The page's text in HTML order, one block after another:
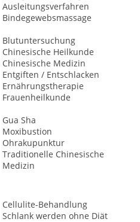
Ausleitungsverfahren
Bindegewebsmassage
Blutuntersuchung
Chinesische Heilkunde
Chinesische Medizin
Entgiften / Entschlacken
Ernährungstherapie
Frauenheilkunde
Gua Sha
Moxibustion
Ohrakupunktur
Traditionelle Chinesische
Medizin
Cellulite-Behandlung
Schlank werden ohne Diät